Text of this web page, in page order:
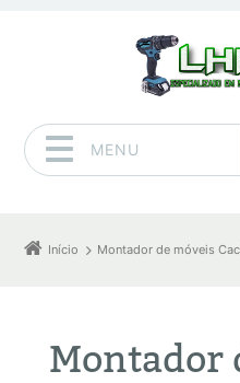
MENU
Início Montador de móveis
Montador